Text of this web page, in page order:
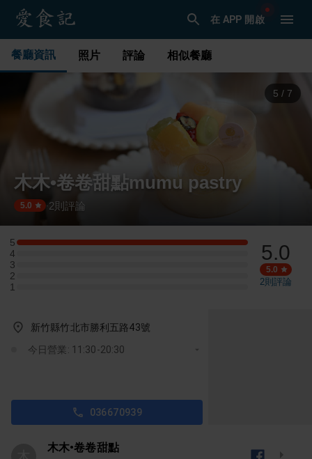
在 APP 開啟
餐廳資訊 照片 評論 相似餐廳
6 / 7
木木•卷卷甜點mumu pastry
5.0 ·2 則評論
5
5 星：1 則評論
4
4 星：0 則評論
3
3 星：0 則評論
2
2 星：0 則評論
1
1 星：0 則評論
5.0
5.0
2則評論
新竹縣竹北市勝利五路43號
今日營業: 11:30-20:30
036670939
木木•卷卷甜點